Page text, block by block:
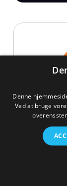
Denne
Ved at bruge